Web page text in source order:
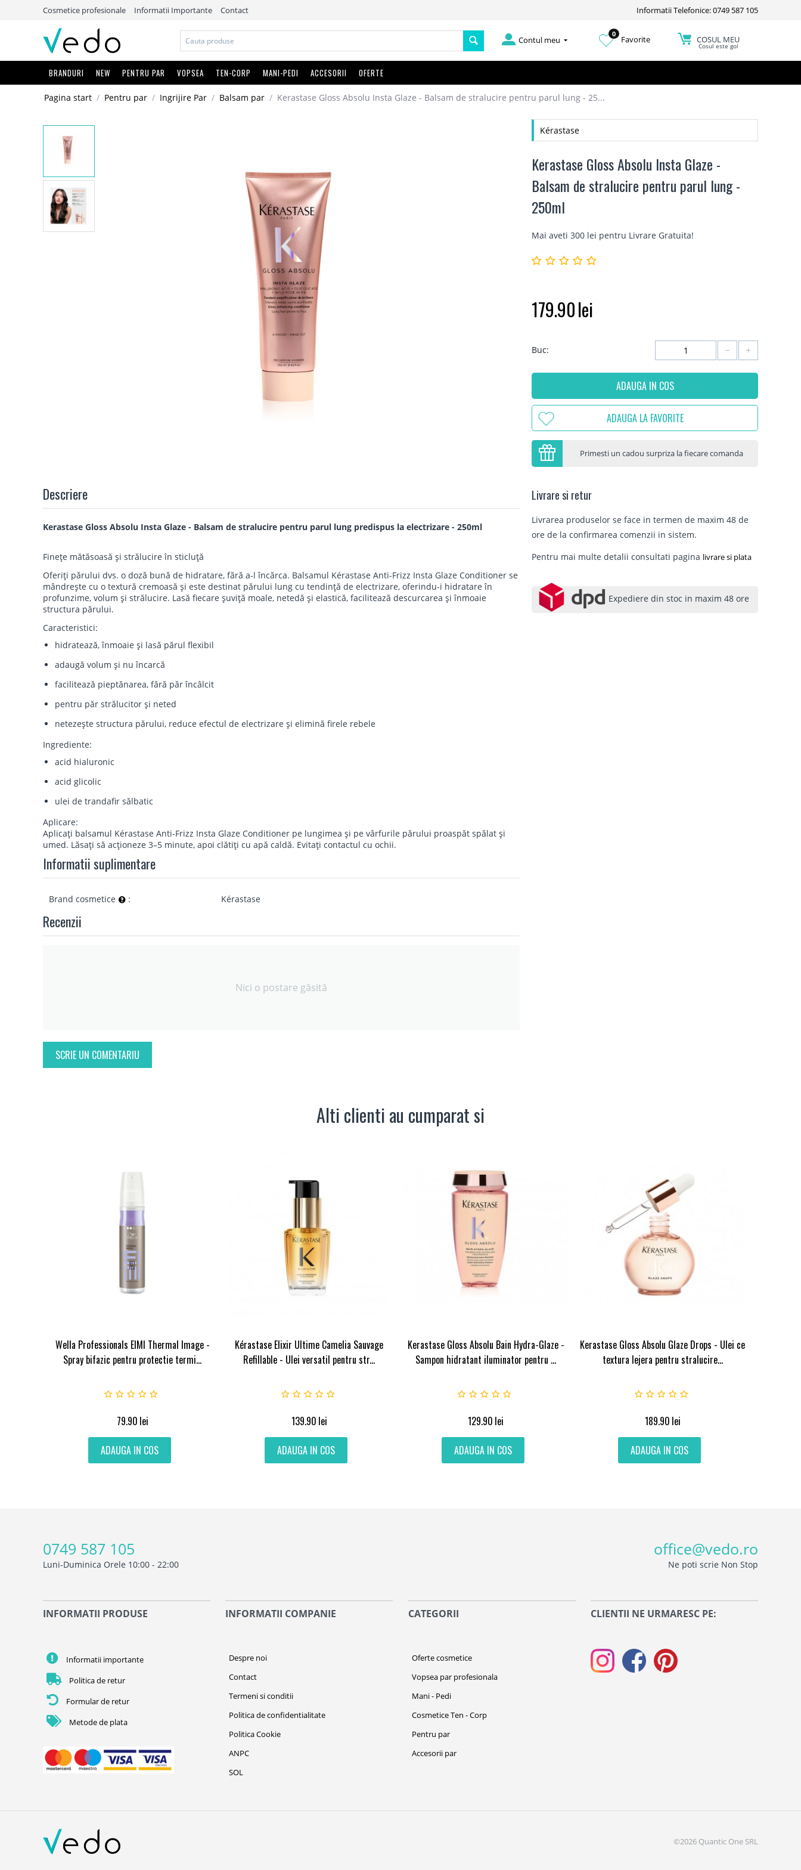
Cosmetice profesionale Informatii Importante Contact Informatii Telefonice: 0749 587 105
Contul meu
0
Favorite COSUL MEU
Cosul este gol
BRANDURI NEW PENTRU PAR VOPSEA TEN-CORP MANI-PEDI ACCESORII OFERTE
Pagina start / Pentru par / Ingrijire Par / Balsam par / Kerastase Gloss Absolu Insta Glaze - Balsam de stralucire pentru parul lung - 25...
Descriere
Kerastase Gloss Absolu Insta Glaze - Balsam de stralucire pentru parul lung predispus la electrizare - 250ml
Finețe mătăsoasă și strălucire în sticluță
Oferiți părului dvs. o doză bună de hidratare, fără a-l încărca. Balsamul Kérastase Anti-Frizz Insta Glaze Conditioner se
mândrește cu o textură cremoasă și este destinat părului lung cu tendință de electrizare, oferindu-i hidratare în
profunzime, volum și strălucire. Lasă fiecare șuviță moale, netedă și elastică, facilitează descurcarea și înmoaie
structura părului.
Caracteristici:
hidratează, înmoaie și lasă părul flexibil
adaugă volum și nu încarcă
facilitează pieptănarea, fără păr încâlcit
pentru păr strălucitor și neted
netezește structura părului, reduce efectul de electrizare și elimină firele rebele
Ingrediente:
acid hialuronic
acid glicolic
ulei de trandafir sălbatic
Aplicare:
Aplicați balsamul Kérastase Anti-Frizz Insta Glaze Conditioner pe lungimea și pe vârfurile părului proaspăt spălat și
umed. Lăsați să acționeze 3–5 minute, apoi clătiți cu apă caldă. Evitați contactul cu ochii.
Informatii suplimentare
Brand cosmetice : Kérastase
Recenzii
Nici o postare găsită
SCRIE UN COMENTARIU
Kérastase
Kerastase Gloss Absolu Insta Glaze -
Balsam de stralucire pentru parul lung -
250ml
Mai aveti 300 lei pentru Livrare Gratuita!
179.90lei
Buc: +
−
ADAUGA IN COS
ADAUGA LA FAVORITE
Primesti un cadou surpriza la fiecare comanda
Livrare si retur
Livrarea produselor se face in termen de maxim 48 de
ore de la confirmarea comenzii in sistem.
Pentru mai multe detalii consultati pagina livrare si plata
Expediere din stoc in maxim 48 ore
Alti clienti au cumparat si
Wella Professionals EIMI Thermal Image -
Spray bifazic pentru protectie termi...
79.90 lei
ADAUGA IN COS
Kérastase Elixir Ultime Camelia Sauvage
Refillable - Ulei versatil pentru str...
139.90 lei
ADAUGA IN COS
Kerastase Gloss Absolu Bain Hydra-Glaze -
Sampon hidratant iluminator pentru ...
129.90 lei
ADAUGA IN COS
Kerastase Gloss Absolu Glaze Drops - Ulei ce
textura lejera pentru stralucire...
189.90 lei
ADAUGA IN COS
0749 587 105
Luni-Duminica Orele 10:00 - 22:00
office@vedo.ro
Ne poti scrie Non Stop
INFORMATII PRODUSE
Informatii importante
Politica de retur
Formular de retur
Metode de plata
INFORMATII COMPANIE
Despre noi
Contact
Termeni si conditii
Politica de confidentialitate
Politica Cookie
ANPC
SOL
CATEGORII
Oferte cosmetice
Vopsea par profesionala
Mani - Pedi
Cosmetice Ten - Corp
Pentru par
Accesorii par
CLIENTII NE URMARESC PE:
©2026 Quantic One SRL